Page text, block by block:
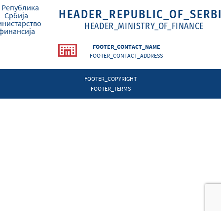
HEADER_MINISTRY_OF_FINANCE
FOOTER_CONTACT_NAME
FOOTER_CONTACT_ADDRESS
FOOTER_COPYRIGHT
FOOTER_TERMS